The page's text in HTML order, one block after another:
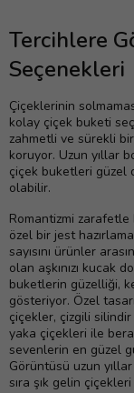
Tercihlere
Seçenekleri
Çiçeklerinin
kolay çiçek buketi
zahmetli ve sürekli bir
koruyor. Uzun yıllar
çiçek buketleri güzel
olabilir.
Romantizmi
özel bir jest
sayısını ürünler
olan aşkınızı kucak
buketlerin güzelliği,
gösteriyor. Özel
çiçekler, çizgili
yaka çiçekleri ile
sevenlerin en güzel
Görüntüsü uzun
sıra şık gelin